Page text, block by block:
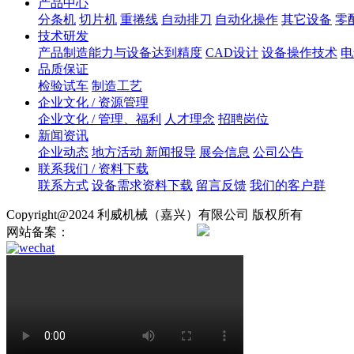
产品中心
分条机 切片机 重捲线 自动排刀 自动化操作 其它设备 零
技术研发
产品制造能力与设备达到精度 CAD设计 设备操作技术
品质保证
检验试车 制造工艺
企业文化 / 资源管理
企业文化 / 管理、福利
人才理念 招聘岗位
新闻资讯
企业动态 地方活动 新闻报导 展会信息 公司公告
联系我们 / 资料下载
联系方式 设备需求资料下载 留言反馈 我们的客户群
Copyright@2024 利威机械（嘉兴）有限公司 版权所有
网站备案：